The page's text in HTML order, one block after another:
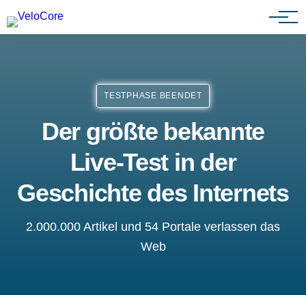
Partnerprogramm
TESTPHASE BEENDET
Der größte bekannte
Live-Test in der
Geschichte des Internets
2.000.000 Artikel und 54 Portale verlassen das
Web